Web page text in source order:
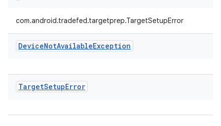
com.android.tradefed.targetprep.TargetSetupError
DeviceNotAvailableException
TargetSetupError